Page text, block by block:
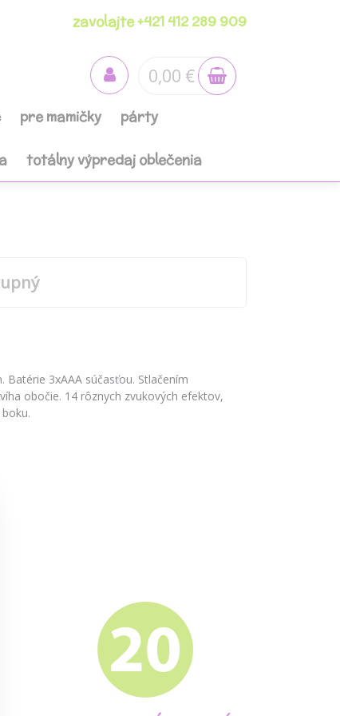
zavolajte +421 412 289 909
0,00 €
pre mamičky párty
totálny výpredaj oblečenia
Batérie 3xAAA súčasťou. Stlačením
obočie. 14 rôznych zvukových efektov,